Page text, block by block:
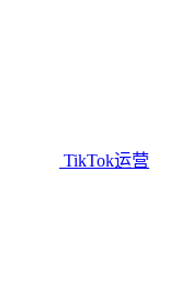
TikTok运营